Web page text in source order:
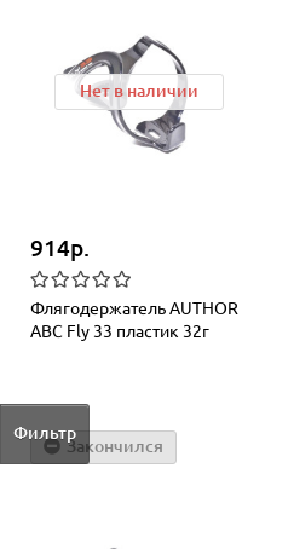
Нет в наличии
914р.
Флягодержатель AUTHOR
АВС Fly 33 пластик 32г
Закончился
Фильтр